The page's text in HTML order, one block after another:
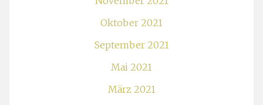
Oktober 2021
September 2021
Mai 2021
März 2021